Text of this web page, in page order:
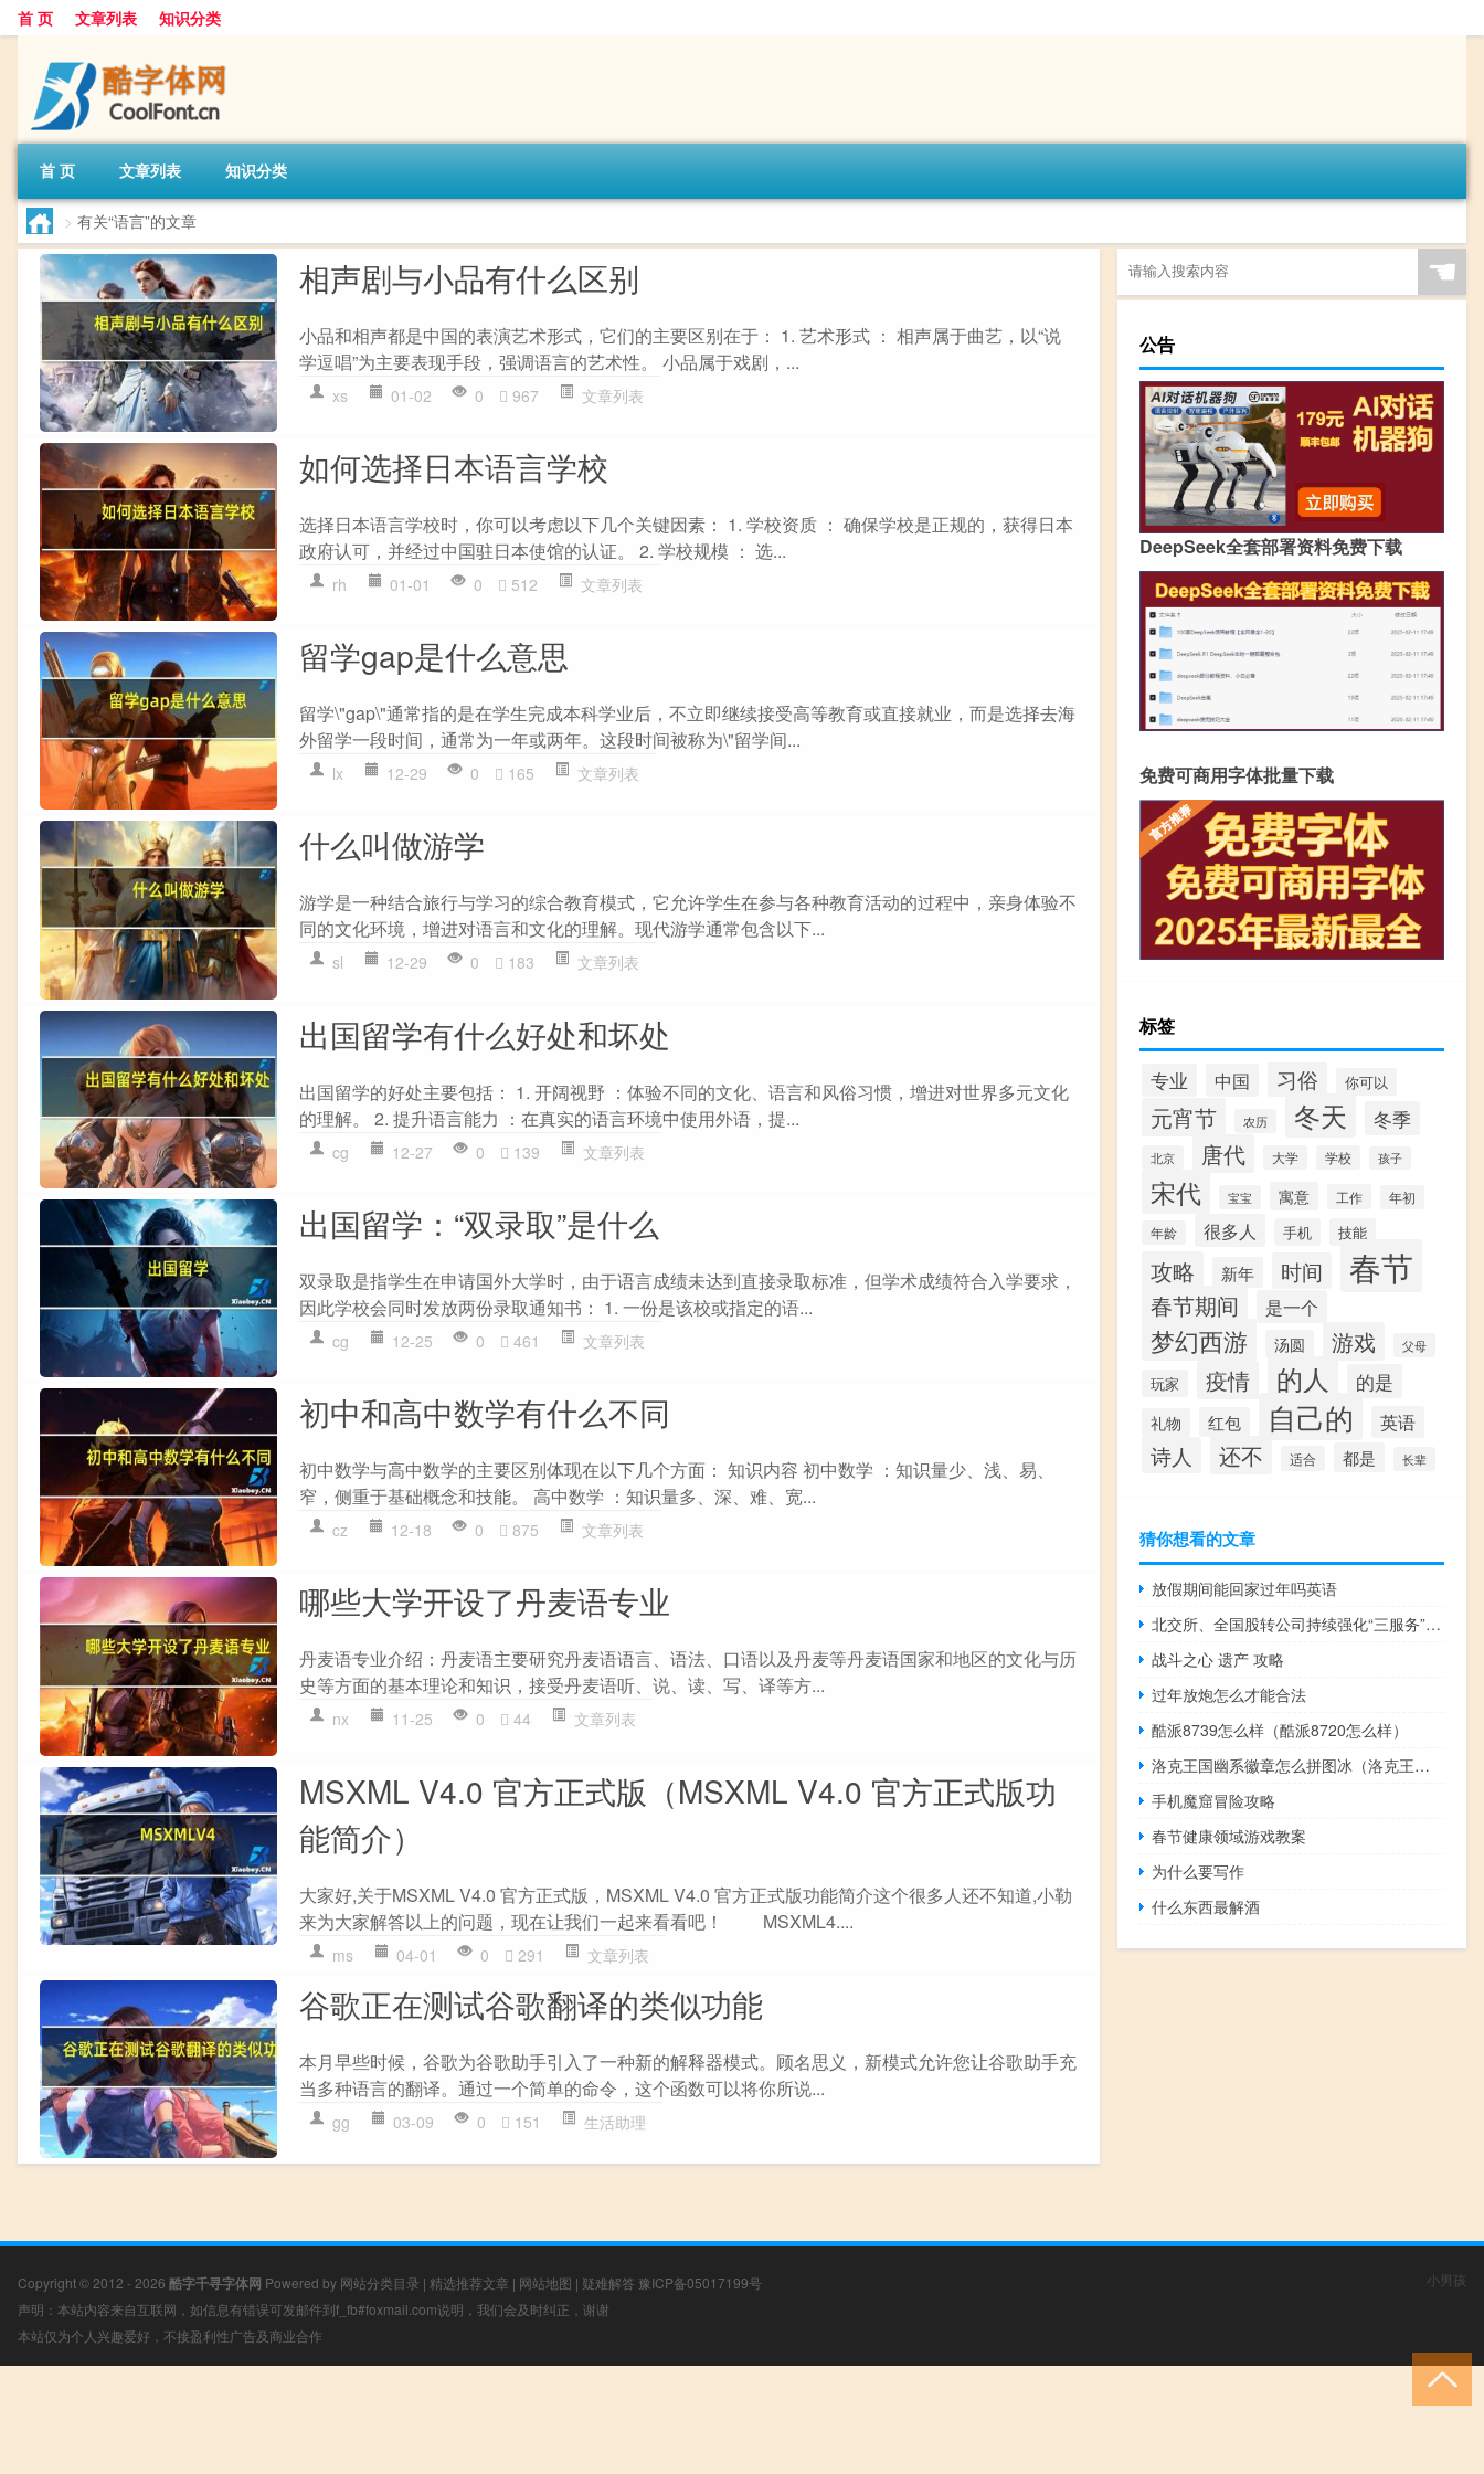
首 页 文章列表 知识分类
首 页 文章列表 知识分类
> 有关“语言”的文章
相声剧与小品有什么区别
小品和相声都是中国的表演艺术形式，它们的主要区别在于： 1. 艺术形式 ： 相声属于曲艺，以“说
学逗唱”为主要表现手段，强调语言的艺术性。 小品属于戏剧，...
xs 01-02 0 967 文章列表
如何选择日本语言学校
选择日本语言学校时，你可以考虑以下几个关键因素： 1. 学校资质 ： 确保学校是正规的，获得日本
政府认可，并经过中国驻日本使馆的认证。 2. 学校规模 ： 选...
rh 01-01 0 512 文章列表
留学gap是什么意思
留学\"gap\"通常指的是在学生完成本科学业后，不立即继续接受高等教育或直接就业，而是选择去海
外留学一段时间，通常为一年或两年。这段时间被称为\"留学间...
lx 12-29 0 165 文章列表
什么叫做游学
游学是一种结合旅行与学习的综合教育模式，它允许学生在参与各种教育活动的过程中，亲身体验不
同的文化环境，增进对语言和文化的理解。现代游学通常包含以下...
sl 12-29 0 183 文章列表
出国留学有什么好处和坏处
出国留学的好处主要包括： 1. 开阔视野 ：体验不同的文化、语言和风俗习惯，增进对世界多元文化
的理解。 2. 提升语言能力 ：在真实的语言环境中使用外语，提...
cg 12-27 0 139 文章列表
出国留学：“双录取”是什么
双录取是指学生在申请国外大学时，由于语言成绩未达到直接录取标准，但学术成绩符合入学要求，
因此学校会同时发放两份录取通知书： 1. 一份是该校或指定的语...
cg 12-25 0 461 文章列表
初中和高中数学有什么不同
初中数学与高中数学的主要区别体现在以下几个方面： 知识内容 初中数学 ：知识量少、浅、易、
窄，侧重于基础概念和技能。 高中数学 ：知识量多、深、难、宽...
cz 12-18 0 875 文章列表
哪些大学开设了丹麦语专业
丹麦语专业介绍：丹麦语主要研究丹麦语语言、语法、口语以及丹麦等丹麦语国家和地区的文化与历
史等方面的基本理论和知识，接受丹麦语听、说、读、写、译等方...
nx 11-25 0 44 文章列表
MSXML V4.0 官方正式版（MSXML V4.0 官方正式版功
能简介）
大家好,关于MSXML V4.0 官方正式版，MSXML V4.0 官方正式版功能简介这个很多人还不知道,小勒
来为大家解答以上的问题，现在让我们一起来看看吧！ MSXML4....
ms 04-01 0 291 文章列表
谷歌正在测试谷歌翻译的类似功能
本月早些时候，谷歌为谷歌助手引入了一种新的解释器模式。顾名思义，新模式允许您让谷歌助手充
当多种语言的翻译。通过一个简单的命令，这个函数可以将你所说...
gg 03-09 0 151 生活助理
☚
公告
DeepSeek全套部署资料免费下载
免费可商用字体批量下载
标签
专业 中国 习俗 你可以
元宵节 农历 冬天 冬季
北京 唐代 大学 学校 孩子
宋代 宝宝 寓意 工作
年初
年龄
很多人 手机 技能
攻略 新年 时间 春节
春节期间 是一个
梦幻西游 汤圆 游戏 父母
玩家 疫情 的人 的是
礼物 红包 自己的 英语
诗人 还不 适合 都是 长辈
猜你想看的文章
放假期间能回家过年吗英语
北交所、全国股转公司持续强化“三服务”品牌建设
战斗之心 遗产 攻略
过年放炮怎么才能合法
酷派8739怎么样（酷派8720怎么样）
洛克王国幽系徽章怎么拼图冰（洛克王国幽系徽章怎么拼图）
手机魔窟冒险攻略
春节健康领域游戏教案
为什么要写作
什么东西最解酒
Copyright © 2012 - 2026 酷字千寻字体网 Powered by 网站分类目录 | 精选推荐文章 | 网站地图 | 疑难解答 豫ICP备05017199号
声明：本站内容来自互联网，如信息有错误可发邮件到f_fb#foxmail.com说明，我们会及时纠正，谢谢
本站仅为个人兴趣爱好，不接盈利性广告及商业合作
小男孩